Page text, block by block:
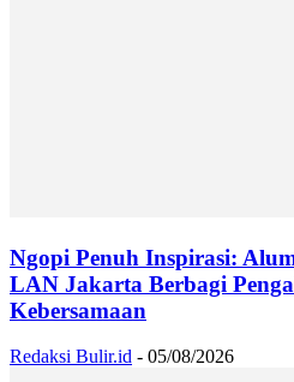
Ngopi Penuh Inspirasi:
LAN Jakarta Berbagi
Kebersamaan
Redaksi Bulir.id - 05/08/2026